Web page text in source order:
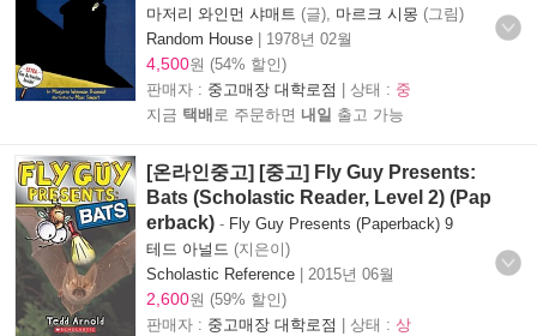
마저리 와인먼 샤매트 (글), 마르크 시몽 (그림)
Random House
1978년 02월
4,500원 (54% 할인)
판매자 : 중고매장 대학로점 | 상태 : 중
지금 택배 로 주문하면 내일 출고 가능
[온라인중고] [중고] Fly Guy Presents:
Bats (Scholastic Reader, Level 2) (Pap
erback) - Fly Guy Presents (Paperback) 9
테드 아널드 (지은이)
Scholastic Reference
2015년 06월
2,600원 (59% 할인)
판매자 : 중고매장 대학로점 | 상태 : 상